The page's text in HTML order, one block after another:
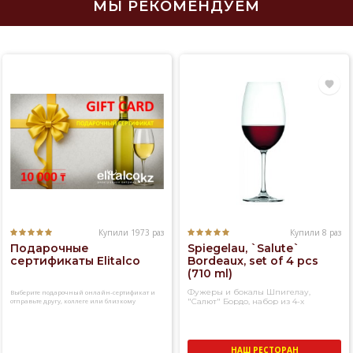
МЫ РЕКОМЕНДУЕМ
Купили 1973 раз
Подарочные
сертификаты Elitalco
Выберите подарочный онлайн-сертификат и
отправьте другу, коллеге или близкому
Купили 8 раз
Spiegelau, `Salute`
Bordeaux, set of 4 pcs
(710 ml)
Фужеры и бокалы Шпигелау,
"Салют" Бордо, набор из 4-х
НАШ РЕСТОРАН